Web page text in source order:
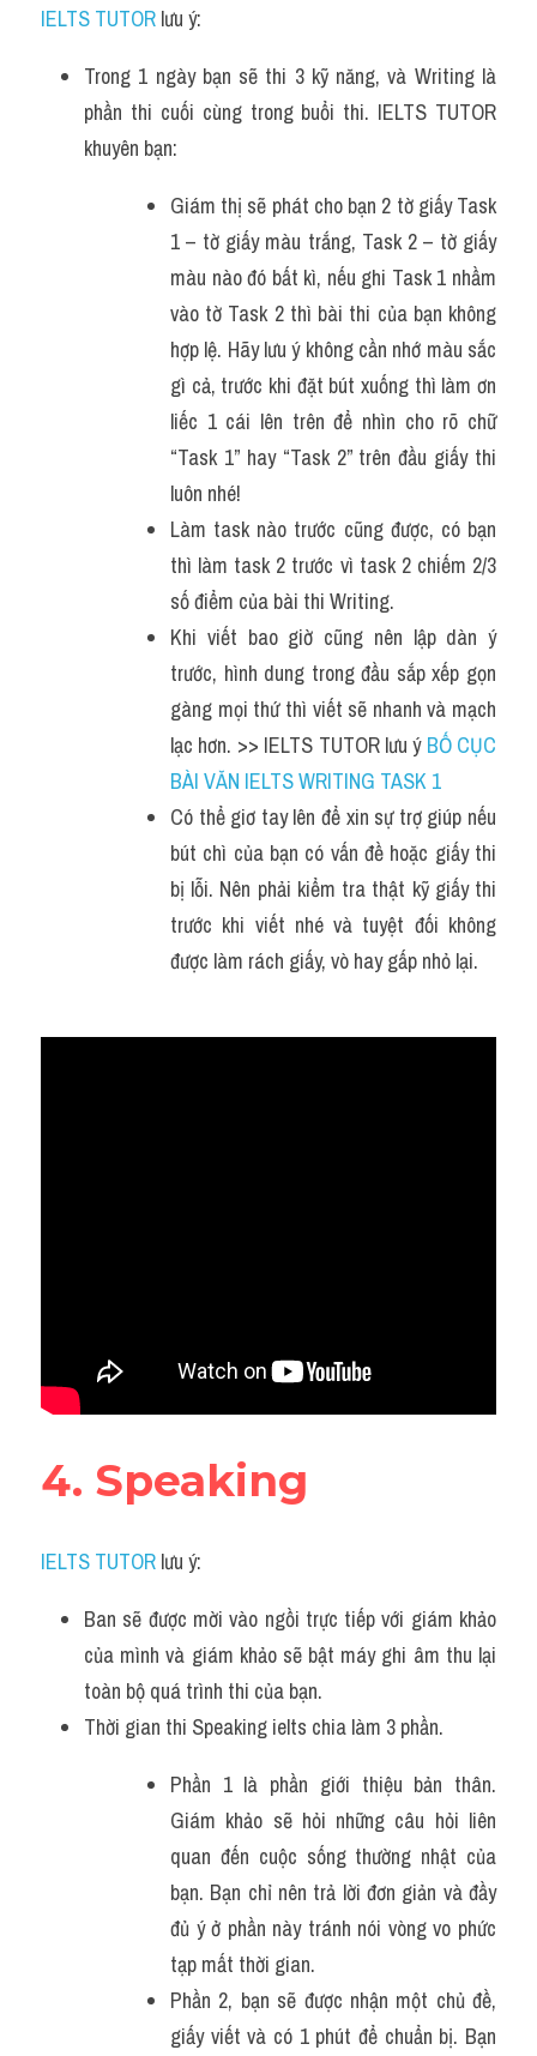
IELTS TUTOR lưu ý:
Trong 1 ngày bạn sẽ thi 3 kỹ năng, và Writing là
phần thi cuối cùng trong buổi thi. IELTS TUTOR
khuyên bạn:
Giám thị sẽ phát cho bạn 2 tờ giấy Task
1 – tờ giấy màu trắng, Task 2 – tờ giấy
màu nào đó bất kì, nếu ghi Task 1 nhầm
vào tờ Task 2 thì bài thi của bạn không
hợp lệ. Hãy lưu ý không cần nhớ màu sắc
gì cả, trước khi đặt bút xuống thì làm ơn
liếc 1 cái lên trên để nhìn cho rõ chữ
“Task 1” hay “Task 2” trên đầu giấy thi
luôn nhé!
Làm task nào trước cũng được, có bạn
thì làm task 2 trước vì task 2 chiếm 2/3
số điểm của bài thi Writing.
Khi viết bao giờ cũng nên lập dàn ý
trước, hình dung trong đầu sắp xếp gọn
gàng mọi thứ thì viết sẽ nhanh và mạch
lạc hơn. >> IELTS TUTOR lưu ý BỐ CỤC
BÀI VĂN IELTS WRITING TASK 1
Có thể giơ tay lên để xin sự trợ giúp nếu
bút chì của bạn có vấn đề hoặc giấy thi
bị lỗi. Nên phải kiểm tra thật kỹ giấy thi
trước khi viết nhé và tuyệt đối không
được làm rách giấy, vò hay gấp nhỏ lại.
4. Speaking
IELTS TUTOR lưu ý:
Ban sẽ được mời vào ngồi trực tiếp với giám khảo
của mình và giám khảo sẽ bật máy ghi âm thu lại
toàn bộ quá trình thi của bạn.
Thời gian thi Speaking ielts chia làm 3 phần.
Phần 1 là phần giới thiệu bản thân.
Giám khảo sẽ hỏi những câu hỏi liên
quan đến cuộc sống thường nhật của
bạn. Bạn chỉ nên trả lời đơn giản và đầy
đủ ý ở phần này tránh nói vòng vo phức
tạp mất thời gian.
Phần 2, bạn sẽ được nhận một chủ đề,
giấy viết và có 1 phút để chuẩn bị. Bạn